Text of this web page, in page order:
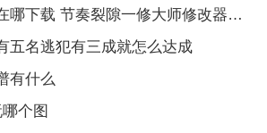
节奏裂隙修改器在哪下载 节奏裂隙一修大师修改器下载地址
五名逃犯有三成就怎么达成
有什么
个图